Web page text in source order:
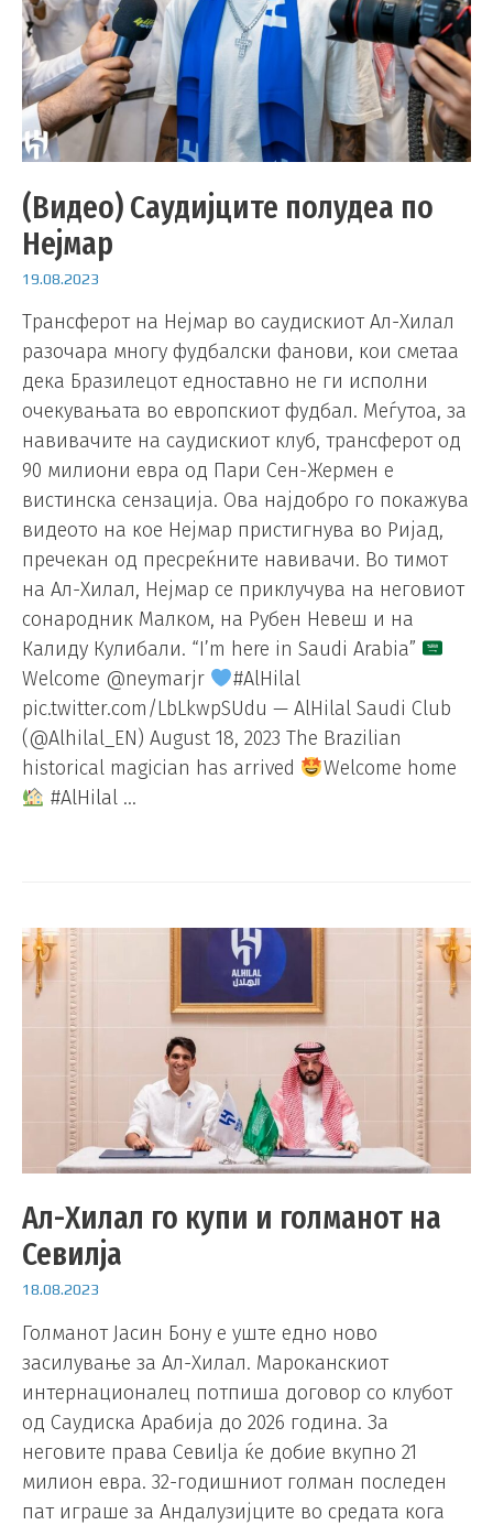
(Видео) Саудијците полудеа по
Нејмар
19.08.2023
Трансферот на Нејмар во саудискиот Ал-Хилал
разочара многу фудбалски фанови, кои сметаа
дека Бразилецот едноставно не ги исполни
очекувањата во европскиот фудбал. Меѓутоа, за
навивачите на саудискиот клуб, трансферот од
90 милиони евра од Пари Сен-Жермен е
вистинска сензација. Ова најдобро го покажува
видеото на кое Нејмар пристигнува во Ријад,
пречекан од пресреќните навивачи. Во тимот
на Ал-Хилал, Нејмар се приклучува на неговиот
сонародник Малком, на Рубен Невеш и на
Калиду Кулибали. “I’m here in Saudi Arabia”
Welcome @neymarjr
#AlHilal
pic.twitter.com/LbLkwpSUdu — AlHilal Saudi Club
(@Alhilal_EN) August 18, 2023 The Brazilian
historical magician has arrived
Welcome home
#AlHilal …
Ал-Хилал го купи и голманот на
Севилја
18.08.2023
Голманот Јасин Бoну е уште едно ново
засилување за Ал-Хилал. Мароканскиот
интернационалец потпиша договор со клубот
од Саудиска Арабија до 2026 година. За
неговите права Севиljа ќе добие вкупно 21
милион евра. 32-годишниот голман последен
пат играше за Андалузијците во средата кога